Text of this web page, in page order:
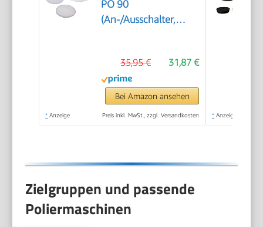
PO 90
(An-/Ausschalter,
und Synthetik-
Polierhaube inklusive)
31,87 €
35,95 €
Bei Amazon ansehen
* Anzeige Preis inkl. MwSt., zzgl. Versandkosten * Anzeige
Zielgruppen und passende
Poliermaschinen